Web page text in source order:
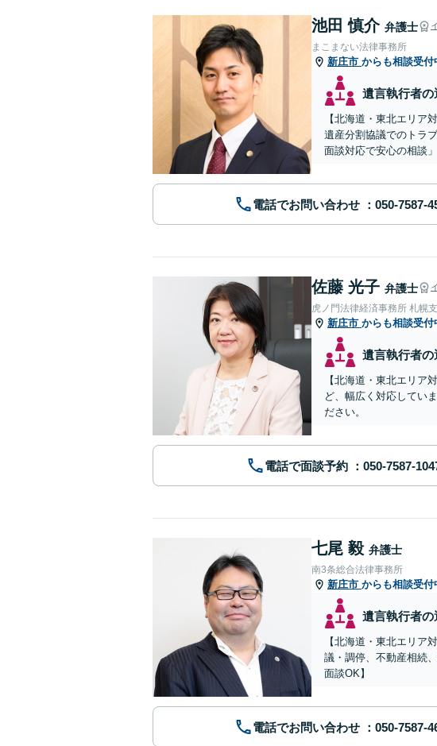
池田 慎介 弁護士
まこまない法律事務所
新庄市 からも相談受付
遺言執行者の
【北海道・東北エリア
遺産分割協議でのトラ
面談対応で安心の相談」
電話でお問い合わせ
佐藤 光子 弁護士
虎ノ門法律経済事務所 札幌
新庄市 からも相談受付
遺言執行者の
【北海道・東北エリア
ど、幅広く対応してい
ださい。
電話で面談予約
七尾 毅 弁護士
南3条総合法律事務所
新庄市 からも相談受付
遺言執行者の
【北海道・東北エリア
議・調停、不動産相続
面談OK】
電話でお問い合わせ